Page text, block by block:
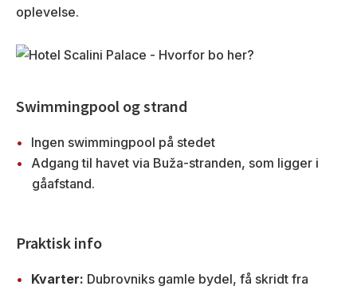
oplevelse.
Swimmingpool og strand
Ingen swimmingpool på stedet
Adgang til havet via Buža-stranden, som ligger i
gåafstand.
Praktisk info
Kvarter: Dubrovniks gamle bydel, få skridt fra